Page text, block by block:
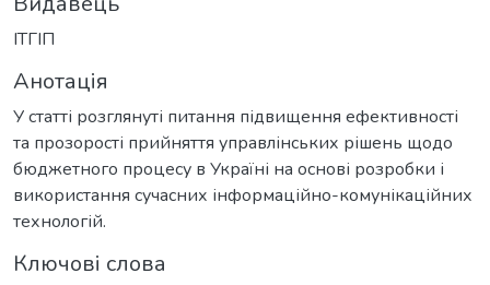
ІТГІП
Анотація
У статті розглянуті питання підвищення ефективності
та прозорості прийняття управлінських рішень щодо
бюджетного процесу в Україні на основі розробки і
використання сучасних інформаційно-комунікаційних
технологій.
Ключові слова